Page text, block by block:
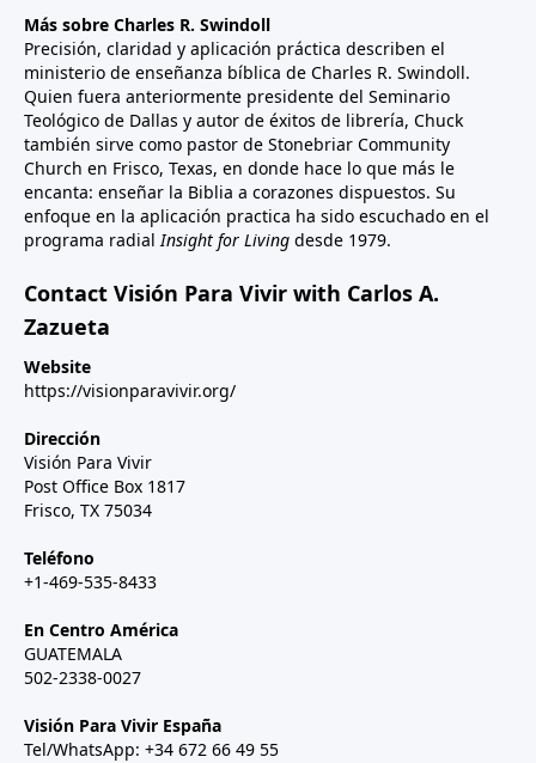
Más sobre Charles R. Swindoll
Precisión, claridad y aplicación práctica describen el
ministerio de enseñanza bíblica de Charles R. Swindoll.
Quien fuera anteriormente presidente del Seminario
Teológico de Dallas y autor de éxitos de librería, Chuck
también sirve como pastor de Stonebriar Community
Church en Frisco, Texas, en donde hace lo que más le
encanta: enseñar la Biblia a corazones dispuestos. Su
enfoque en la aplicación practica ha sido escuchado en el
programa radialInsight for Living desde 1979.
Contact Visión Para Vivir with Carlos A.
Zazueta
Website
https://visionparavivir.org/
Dirección
Visión Para Vivir
Post Office Box 1817
Frisco, TX 75034
Teléfono
+1-469-535-8433
En Centro América
GUATEMALA
502-2338-0027
Visión Para Vivir España
Tel/WhatsApp: +34 672 66 49 55